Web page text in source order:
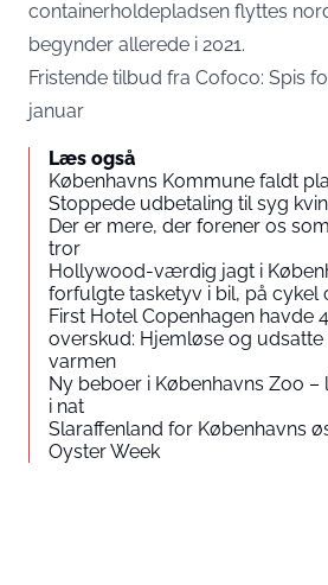
containerholdepladsen flyttes
begynder allerede i 2021.
Fristende tilbud fra Cofoco: Spis
januar
Læs også
Københavns Kommune faldt
Stoppede udbetaling til syg
Der er mere, der forener os
tror
Hollywood-værdig jagt i
forfulgte tasketyv i bil, på cykel
First Hotel Copenhagen havde
overskud: Hjemløse og
varmen
Ny beboer i Københavns Zoo
i nat
Slaraffenland for Københavns
Oyster Week